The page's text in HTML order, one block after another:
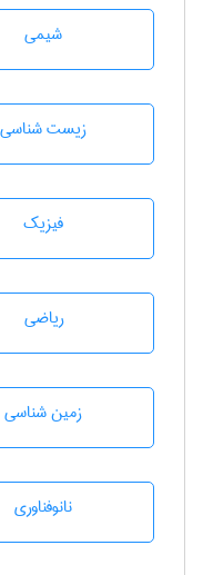
شيمی
زيست شناسی
فیزیک
رياضی
زمين شناسی
نانوفناوری